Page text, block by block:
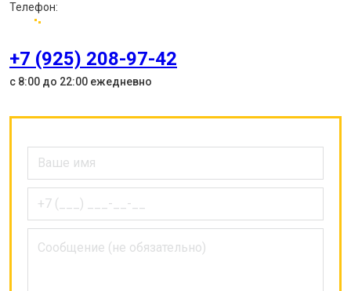
Телефон:
+7 (925) 208-97-42
с 8:00 до 22:00 ежедневно